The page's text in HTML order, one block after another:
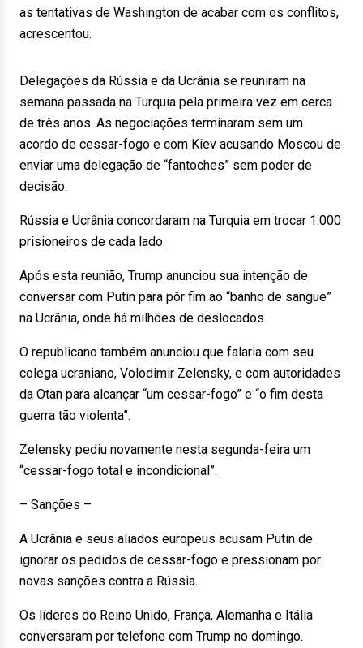
as tentativas de Washington de acabar com os conflitos,
acrescentou.
Delegações da Rússia e da Ucrânia se reuniram na
semana passada na Turquia pela primeira vez em cerca
de três anos. As negociações terminaram sem um
acordo de cessar-fogo e com Kiev acusando Moscou de
enviar uma delegação de “fantoches” sem poder de
decisão.
Rússia e Ucrânia concordaram na Turquia em trocar 1.000
prisioneiros de cada lado.
Após esta reunião, Trump anunciou sua intenção de
conversar com Putin para pôr fim ao “banho de sangue”
na Ucrânia, onde há milhões de deslocados.
O republicano também anunciou que falaria com seu
colega ucraniano, Volodimir Zelensky, e com autoridades
da Otan para alcançar “um cessar-fogo” e “o fim desta
guerra tão violenta”.
Zelensky pediu novamente nesta segunda-feira um
“cessar-fogo total e incondicional”.
– Sanções –
A Ucrânia e seus aliados europeus acusam Putin de
ignorar os pedidos de cessar-fogo e pressionam por
novas sanções contra a Rússia.
Os líderes do Reino Unido, França, Alemanha e Itália
conversaram por telefone com Trump no domingo.